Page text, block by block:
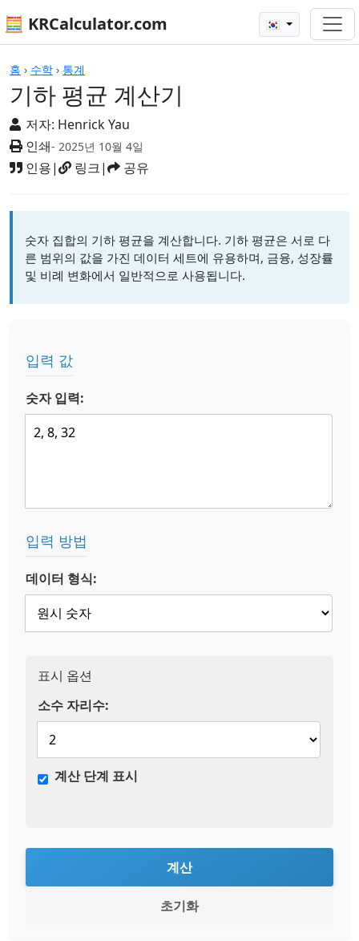
🧮 KRCalculator.com 🇰🇷
홈 › 수학 › 통계
기하 평균 계산기
저자: Henrick Yau
인쇄- 2025년 10월 4일
인용| 링크| 공유
계산기
숫자 집합의 기하 평균을 계산합니다. 기하 평균은 서로 다
른 범위의 값을 가진 데이터 세트에 유용하며, 금융, 성장률
및 비례 변화에서 일반적으로 사용됩니다.
입력 값
숫자 입력:
입력 방법
데이터 형식:
표시 옵션
소수 자리수:
계산 단계 표시
계산
초기화